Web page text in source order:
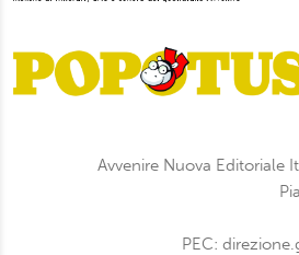
Avvenire Nuova Editoriale
PEC: